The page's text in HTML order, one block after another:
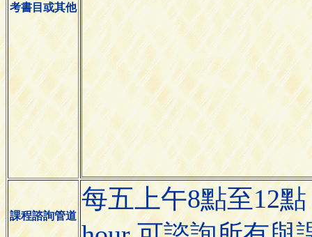
考書目或其他
課程諮詢管道
每五上午8點至12